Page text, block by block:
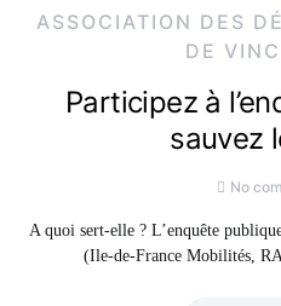
ASSOCIATION DES
DE
Participez à
sauvez
No
A quoi sert-elle ? L’enquête
(Ile-de-France Mobilités,